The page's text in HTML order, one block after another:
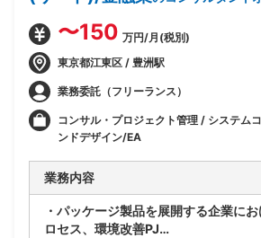
〜150 万円/月(税別)
東京都江東区 / 豊洲駅
業務委託（フリーランス）
コンサル・プロジェクト管理 / システム
ンドデザイン/EA
業務内容
・パッケージ製品を展開する企業に
ロセス、環境改善PJ